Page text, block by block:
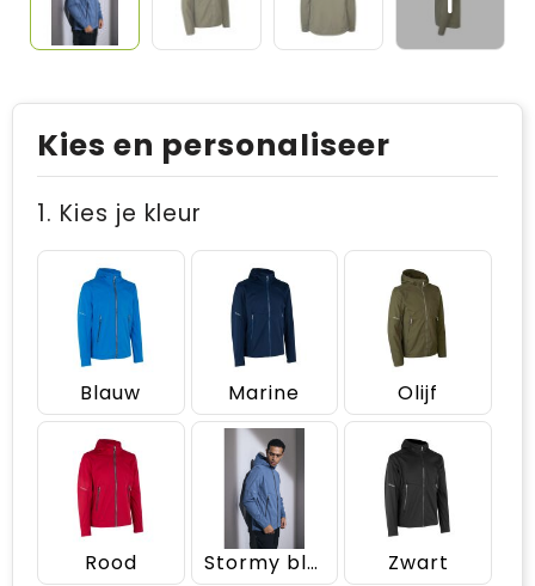
Kies en personaliseer
1. Kies je kleur
Blauw Marine Olijf
Rood Stormy blue Zwart